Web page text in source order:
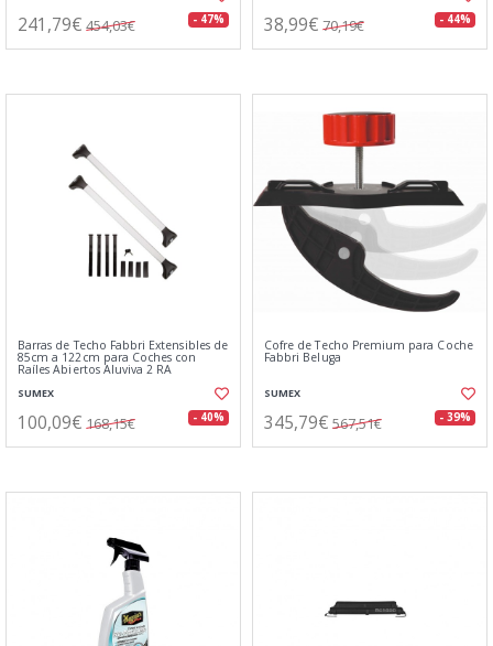
241,79€ 454,03€ - 47% 38,99€ 70,19€ - 44%
Barras de Techo Fabbri Extensibles de
85cm a 122cm para Coches con
Raíles Abiertos Aluviva 2 RA
SUMEX
100,09€ 168,15€ - 40%
Cofre de Techo Premium para Coche
Fabbri Beluga
SUMEX
345,79€ 567,51€ - 39%